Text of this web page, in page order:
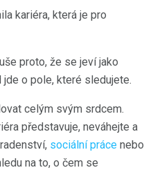
kariéra, která je pro
proto, že se jeví jako
o pole, které sledujete.
celým svým srdcem.
představuje, neváhejte a
sociální práce nebo
na to, o čem se